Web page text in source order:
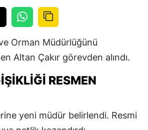
Orman Müdürlüğünü
Altan Çakır görevden alındı.
RESMEN
yeni müdür belirlendi. Resmi